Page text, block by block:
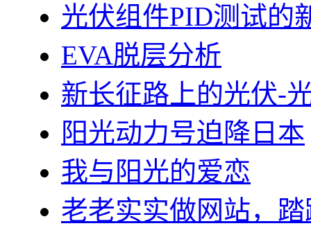
光伏组件PID测试的
EVA脱层分析
新长征路上的光伏-
阳光动力号迫降日本
我与阳光的爱恋
老老实实做网站，